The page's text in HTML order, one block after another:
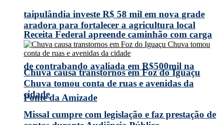
Receita Federal apreende caminhão com carga
de contrabando avaliada em R$500mil na
Ponte da Amizade
taipulândia investe R$ 58 mil em nova grade
aradora para fortalecer a agricultura local
Chuva causa transtornos em Foz do Iguaçu
Chuva tomou conta de ruas e avenidas da
cidade
Missal cumpre com legislação e faz prestação de